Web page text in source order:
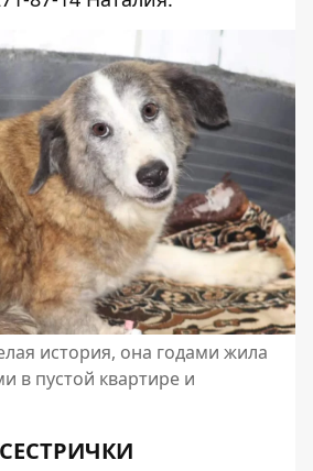
история, она годами жила
в пустой квартире и
СЕСТРИЧКИ